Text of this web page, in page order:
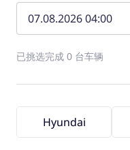
已挑选完成 0 台车辆
Hyundai